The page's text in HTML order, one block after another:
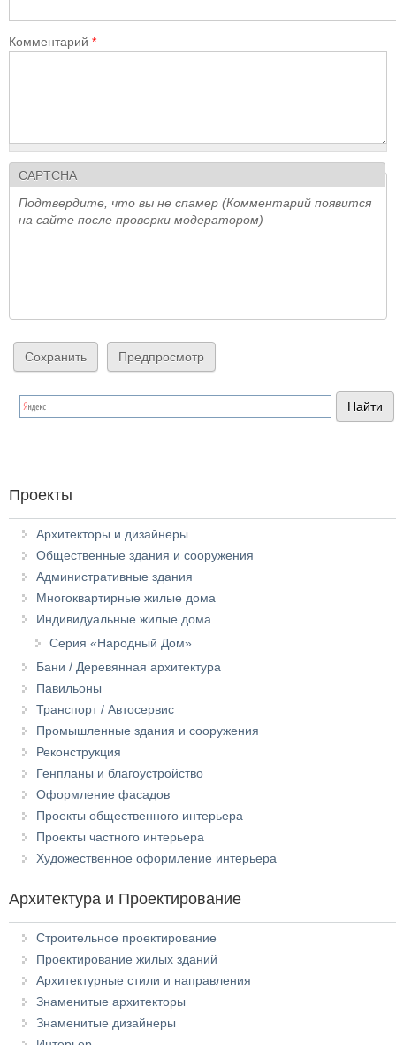
Комментарий *
CAPTCHA
Подтвердите, что вы не спамер (Комментарий появится
на сайте после проверки модератором)
Проекты
Архитекторы и дизайнеры
Общественные здания и сооружения
Административные здания
Многоквартирные жилые дома
Индивидуальные жилые дома
Серия «Народный Дом»
Бани / Деревянная архитектура
Павильоны
Транспорт / Автосервис
Промышленные здания и сооружения
Реконструкция
Генпланы и благоустройство
Оформление фасадов
Проекты общественного интерьера
Проекты частного интерьера
Художественное оформление интерьера
Архитектура и Проектирование
Строительное проектирование
Проектирование жилых зданий
Архитектурные стили и направления
Знаменитые архитекторы
Знаменитые дизайнеры